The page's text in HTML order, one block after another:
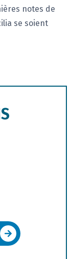
notes de
se soient